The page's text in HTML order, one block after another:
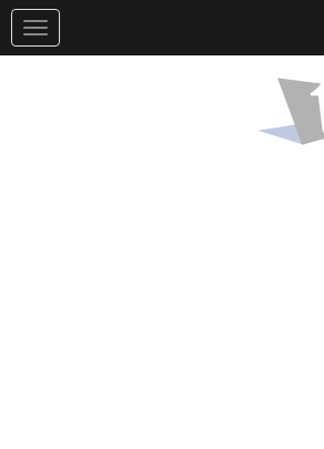
تغيير
التوجيه